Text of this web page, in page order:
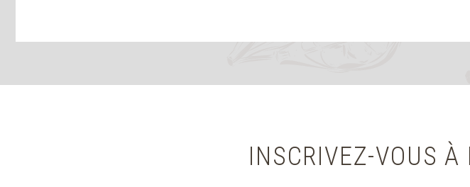
INSCRIVEZ-VOUS